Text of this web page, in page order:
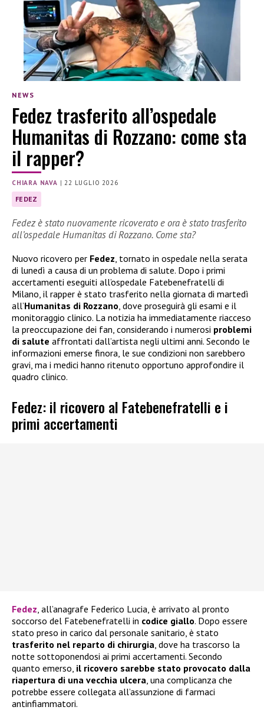
NEWS
Fedez trasferito all’ospedale
Humanitas di Rozzano: come sta
il rapper?
CHIARA NAVA |22 LUGLIO 2026
FEDEZ
Fedez è stato nuovamente ricoverato e ora è stato trasferito
all’ospedale Humanitas di Rozzano. Come sta?
Nuovo ricovero per Fedez, tornato in ospedale nella serata
di lunedì a causa di un problema di salute. Dopo i primi
accertamenti eseguiti all’ospedale Fatebenefratelli di
Milano, il rapper è stato trasferito nella giornata di martedì
all’Humanitas di Rozzano, dove proseguirà gli esami e il
monitoraggio clinico. La notizia ha immediatamente riacceso
la preoccupazione dei fan, considerando i numerosi problemi
di salute affrontati dall’artista negli ultimi anni. Secondo le
informazioni emerse finora, le sue condizioni non sarebbero
gravi, ma i medici hanno ritenuto opportuno approfondire il
quadro clinico.
Fedez: il ricovero al Fatebenefratelli e i
primi accertamenti
Fedez , all’anagrafe Federico Lucia, è arrivato al pronto
soccorso del Fatebenefratelli in codice giallo. Dopo essere
stato preso in carico dal personale sanitario, è stato
trasferito nel reparto di chirurgia , dove ha trascorso la
notte sottoponendosi ai primi accertamenti. Secondo
quanto emerso, il ricovero sarebbe stato provocato dalla
riapertura di una vecchia ulcera , una complicanza che
potrebbe essere collegata all’assunzione di farmaci
antinfiammatori.